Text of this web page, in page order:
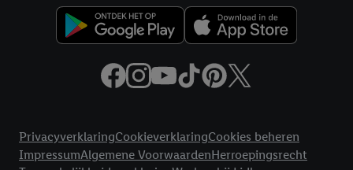
PrivacyverklaringCookieverklaringCookies beheren
ImpressumAlgemene VoorwaardenHerroepingsrecht